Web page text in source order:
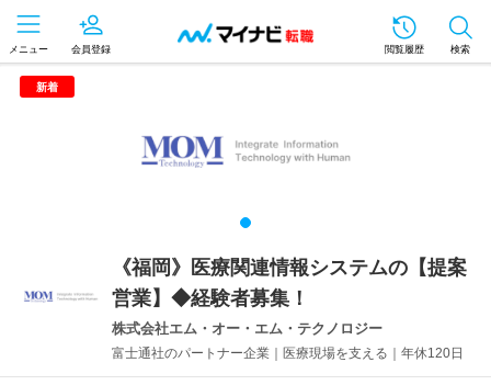
メニュー 会員登録 閲覧履歴 検索
新着
《福岡》医療関連情報システムの【提案
営業】◆経験者募集！
株式会社エム・オー・エム・テクノロジー
富士通社のパートナー企業｜医療現場を支える｜年休120日